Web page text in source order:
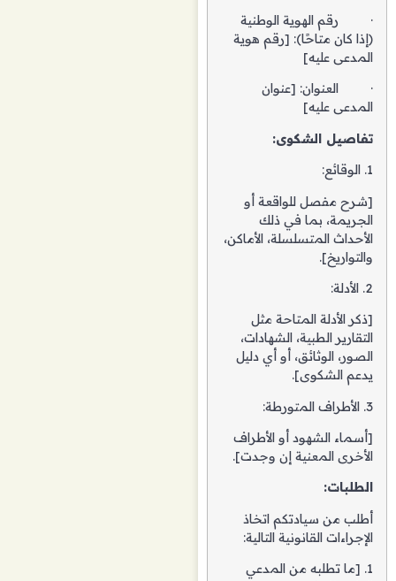
· رقم الهوية الوطنية
(إذا كان متاحًا): [رقم هوية
المدعى عليه]
· العنوان: [عنوان
المدعى عليه]
تفاصيل الشكوى:
1. الوقائع:
[شرح مفصل للواقعة أو
الجريمة، بما في ذلك
الأحداث المتسلسلة، الأماكن،
والتواريخ].
2. الأدلة:
[ذكر الأدلة المتاحة مثل
التقارير الطبية، الشهادات،
الصور، الوثائق، أو أي دليل
يدعم الشكوى].
3. الأطراف المتورطة:
[أسماء الشهود أو الأطراف
الأخرى المعنية إن وجدت].
الطلبات:
أطلب من سيادتكم اتخاذ
الإجراءات القانونية التالية:
1. [ما تطلبه من المدعي